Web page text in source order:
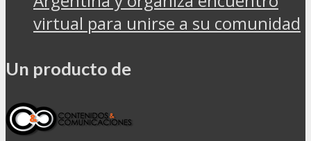
virtual para unirse a su comunidad
Un producto de